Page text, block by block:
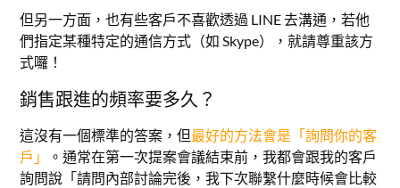
但另一方面，也有些客戶不喜歡透過 LINE 去溝通，若他
們指定某種特定的通信方式（如 Skype），就請尊重該方
式囉！
銷售跟進的頻率要多久？
這沒有一個標準的答案，但最好的方法會是「詢問你的客
戶」
。通常在第一次提案會議結束前，我都會跟我的客戶
詢問說「請問內部討論完後，我下次聯繫什麼時候會比較